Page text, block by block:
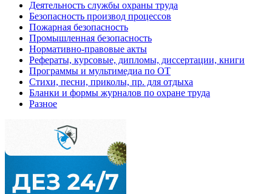
Деятельность службы охраны труда
Безопасность производ процессов
Пожарная безопасность
Промышленная безопасность
Нормативно-правовые акты
Рефераты, курсовые, дипломы, диссертации, книги
Программы и мультимедиа по ОТ
Стихи, песни, приколы, пр. для отдыха
Бланки и формы журналов по охране труда
Разное